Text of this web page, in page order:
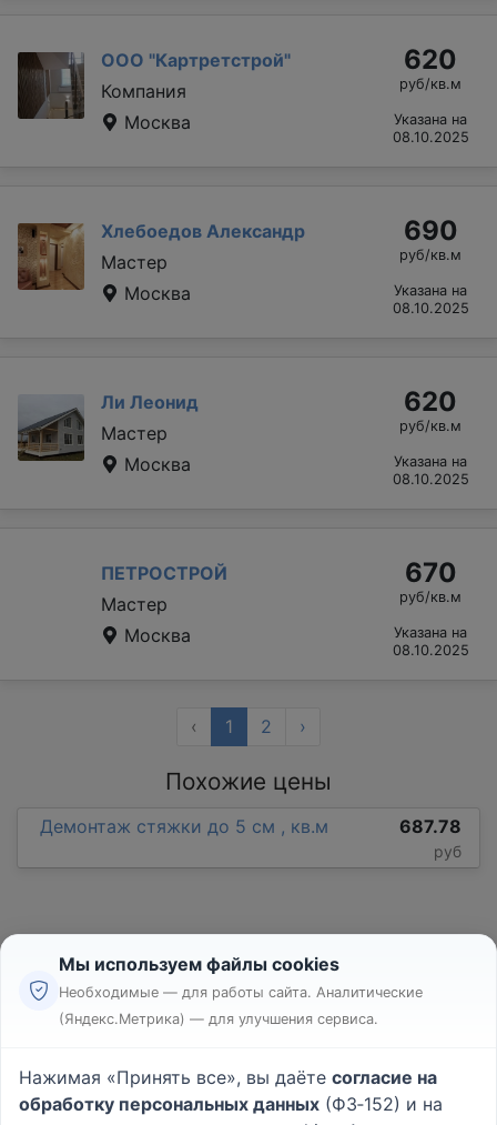
ООО "Картретстрой"
Компания
Москва
620
руб/кв.м
Указана на
08.10.2025
Хлебоедов Александр
Мастер
Москва
690
руб/кв.м
Указана на
08.10.2025
Ли Леонид
Мастер
Москва
620
руб/кв.м
Указана на
08.10.2025
ПЕТРОСТРОЙ
Мастер
Москва
670
руб/кв.м
Указана на
08.10.2025
‹ 1 2 ›
Похожие цены
Демонтаж стяжки до 5 см , кв.м 687.78
руб
Реклама
Пользовательское соглашение
Политика конфиденциальности
Мы используем файлы cookies
Необходимые — для работы сайта. Аналитические
(Яндекс.Метрика) — для улучшения сервиса.
Нажимая «Принять все», вы даёте согласие на
обработку персональных данных (ФЗ‑152) и на